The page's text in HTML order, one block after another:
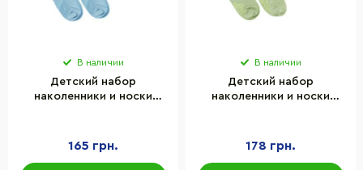
В наличии
Детский набор
наколенники и носки
165 грн.
В наличии
Детский набор
наколенники и носки
178 грн.